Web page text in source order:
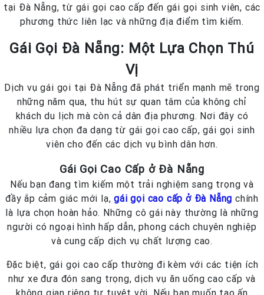
tại Đà Nẵng, từ gái gọi cao cấp đến gái gọi sinh viên, các
phương thức liên lạc và những địa điểm tìm kiếm.
Gái Gọi Đà Nẵng: Một Lựa Chọn Thú
Vị
Dịch vụ gái gọi tại Đà Nẵng đã phát triển mạnh mẽ trong
những năm qua, thu hút sự quan tâm của không chỉ
khách du lịch mà còn cả dân địa phương. Nơi đây có
nhiều lựa chọn đa dạng từ gái gọi cao cấp, gái gọi sinh
viên cho đến các dịch vụ bình dân hơn.
Gái Gọi Cao Cấp ở Đà Nẵng
Nếu bạn đang tìm kiếm một trải nghiệm sang trọng và
đầy ắp cảm giác mới lạ,gái gọi cao cấp ở Đà Nẵng chính
là lựa chọn hoàn hảo. Những cô gái này thường là những
người có ngoại hình hấp dẫn, phong cách chuyên nghiệp
và cung cấp dịch vụ chất lượng cao.
Đặc biệt, gái gọi cao cấp thường đi kèm với các tiện ích
như xe đưa đón sang trọng, dịch vụ ăn uống cao cấp và
không gian riêng tư tuyệt vời. Nếu bạn muốn tạo ấn